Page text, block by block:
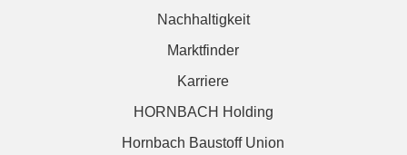
Nachhaltigkeit
Marktfinder
Karriere
HORNBACH Holding
Hornbach Baustoff Union